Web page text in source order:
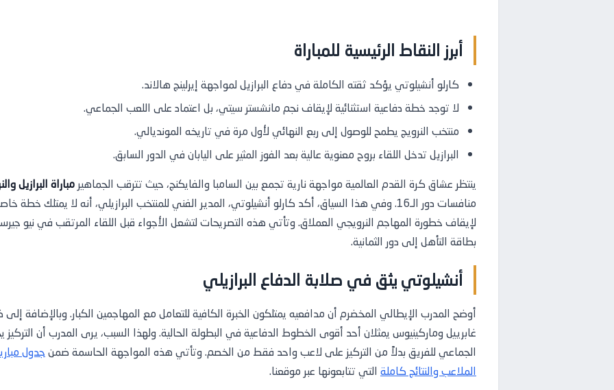
أبرز النقاط الرئيسية للمباراة
كارلو أنشيلوتي يؤكد ثقته الكاملة في دفاع البرازيل لمواجهة إيرلينج هالاند.
لا توجد خطة دفاعية استثنائية لإيقاف نجم مانشستر سيتي، بل اعتماد على اللعب الجماعي.
منتخب النرويج يطمح للوصول إلى ربع النهائي لأول مرة في تاريخه المونديالي.
البرازيل تدخل اللقاء بروح معنوية عالية بعد الفوز المثير على اليابان في الدور السابق.
ينتظر عشاق كرة القدم العالمية مواجهة نارية تجمع بين السامبا والفايكنج، حيث تترقب الجماهير مباراة البرازيل
منافسات دور الـ16. وفي هذا السياق، أكد كارلو أنشيلوتي، المدير الفني للمنتخب البرازيلي، أنه لا
لإيقاف خطورة المهاجم النرويجي العملاق. وتأتي هذه التصريحات لتشعل الأجواء قبل اللقاء المرتقب في نيو
بطاقة التأهل إلى دور الثمانية.
أنشيلوتي يثق في صلابة الدفاع البرازيلي
أوضح المدرب الإيطالي المخضرم أن مدافعيه يمتلكون الخبرة الكافية للتعامل مع المهاجمين الكبار. وبالإضافة إلى
غابرييل وماركينيوس يمثلان أحد أقوى الخطوط الدفاعية في البطولة الحالية. ولهذا السبب، يرى المدرب أن
الجماعي للفريق بدلاً من التركيز على لاعب واحد فقط من الخصم. وتأتي هذه المواجهة الحاسمة ضمن
الملاعب والنتائج كاملة التي تتابعونها عبر موقعنا.